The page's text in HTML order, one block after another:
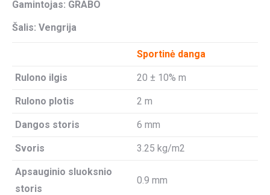
Gamintojas: GRABO
Šalis: Vengrija
Sportinė danga
Rulono ilgis 20 ± 10% m
Rulono plotis 2 m
Dangos storis 6 mm
Svoris 3.25 kg/m2
Apsauginio sluoksnio
storis
0.9 mm